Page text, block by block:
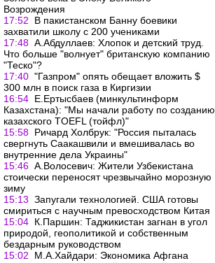
Возрождения
17:52
В пакистанском Банну боевики
захватили школу с 200 учениками
17:48 А.Абдуллаев: Хлопок и детский труд.
Что больше "волнует" британскую компанию
"Теско"?
17:40 "Газпром" опять обещает вложить $
300 млн в поиск газа в Киргизии
16:54 Е.Ертысбаев (минкультинформ
Казахстана): "Мы начали работу по созданию
казахского TOEFL (тойфл)"
15:58 Ричард Холбрук: "Россия пыталась
свергнуть Саакашвили и вмешивалась во
внутренние дела Украины"
15:46 А.Волосевич: Жители Узбекистана
стоически переносят чрезвычайно морозную
зиму
15:13 Запугали технологией. США готовы
смириться с научным превосходством Китая
15:04 К.Паршин: Таджикистан загнан в угол
природой, геополитикой и собственным
бездарным руководством
15:02
М.А.Хайдари: Экономика Афгана